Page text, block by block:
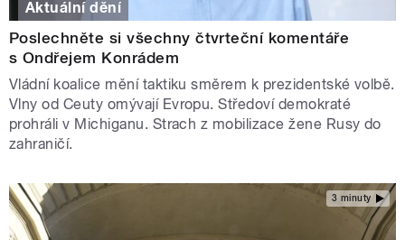
Aktuální dění
Poslechněte si všechny čtvrteční komentáře
s Ondřejem Konrádem
Vládní koalice mění taktiku směrem k prezidentské volbě.
Vlny od Ceuty omývají Evropu. Středoví demokraté
prohráli v Michiganu. Strach z mobilizace žene Rusy do
zahraničí.
3 minuty